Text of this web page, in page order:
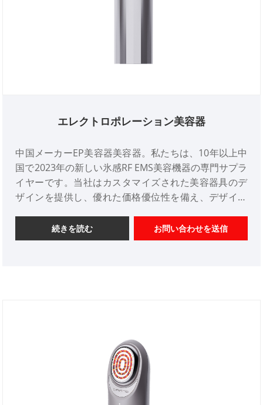
エレクトロポレーション美容器
中国メーカーEP美容器美容器。私たちは、10年以上中
国で2023年の新しい氷感RF EMS美容機器の専門サプラ
イヤーです。当社はカスタマイズされた美容器具のデ
ザインを提供し、優れた価格優位性を備え、デザイン
いいたします。
続きを読む お問い合わせを送信